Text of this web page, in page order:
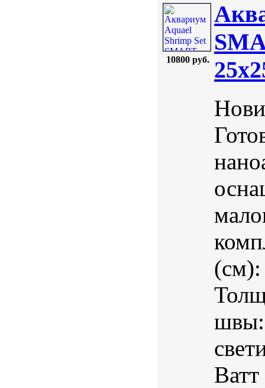
10800 руб.
швы: